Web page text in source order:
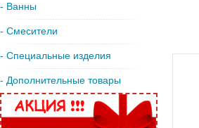
- Ванны
- Смесители
- Специальные изделия
- Дополнительные товары